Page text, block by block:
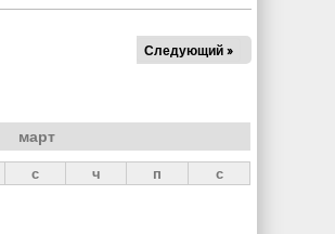
Следующий »
март
с ч п с